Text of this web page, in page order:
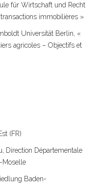
für Wirtschaft und Recht
immobilières »
Universität Berlin, «
agricoles – Objectifs et
(FR)
Direction Départementale
Moselle
Baden-